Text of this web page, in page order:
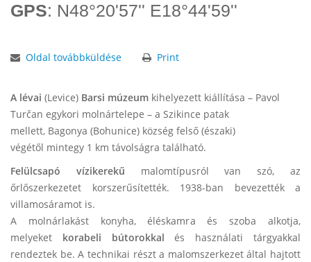
GPS: N48°20'57'' E18°44'59''
Oldal továbbküldése Print
A lévai (Levice) Barsi múzeum kihelyezett kiállítása – Pavol
Turčan egykori molnártelepe – a Szikince patak
mellett, Bagonya (Bohunice) község felső (északi)
végétől mintegy 1 km távolságra található.
Felülcsapó vízikerekű
malomtípusról van szó, az
őrlőszerkezetet korszerűsítették. 1938-ban bevezették a
villamosáramot is.
A molnárlakást konyha, éléskamra és szoba alkotja,
melyeket
korabeli bútorokkal
és használati tárgyakkal
rendeztek be. A technikai részt a malomszerkezet által hajtott